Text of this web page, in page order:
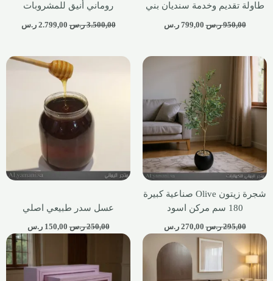
طاولة تقديم وخدمة سنديان بني
950,00 ر.س 799,00 ر.س
روماني أنيق للمشروبات
3.500,00 ر.س 2.799,00 ر.س
شجرة زيتون Olive صناعية كبيرة
180 سم مركن اسود
295,00 ر.س 270,00 ر.س
عسل سدر طبيعي اصلي
250,00 ر.س 150,00 ر.س